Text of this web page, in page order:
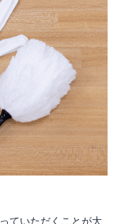
ていただくことが大